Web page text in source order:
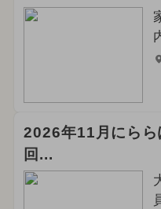
2026年11月にら
回...